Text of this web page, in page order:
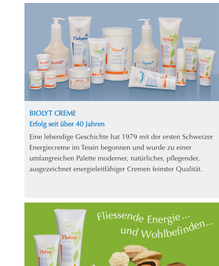
BIOLYT CREME
Erfolg seit über 40 Jahren
Eine lebendige Geschichte hat 1979 mit der ersten Schweizer
Energiecreme im Tessin begonnen und wurde zu einer
umfangreichen Palette moderner, natürlicher, pflegender,
ausgezeichnet energieleitfähiger Cremen feinster Qualität.